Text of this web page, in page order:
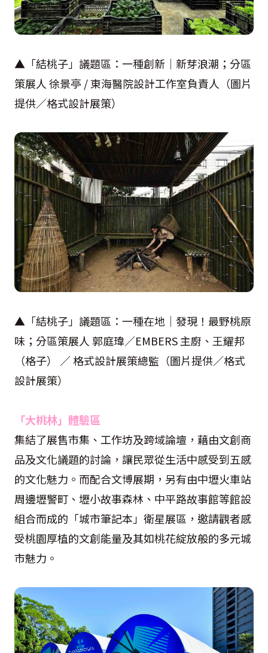
▲「結桃子」議題區：一種創新｜新芽浪潮；分區
策展人 徐景亭 / 東海醫院設計工作室負責人（圖片
提供／格式設計展策）
▲「結桃子」議題區：一種在地｜發現！最野桃原
味；分區策展人 郭庭瑋／EMBERS 主廚、王耀邦
（格子） ／ 格式設計展策總監（圖片提供／格式
設計展策）
「大桃林」體驗區
集結了展售市集、工作坊及跨域論壇，藉由文創商
品及文化議題的討論，讓民眾從生活中感受到五感
的文化魅力。而配合文博展期，另有由中壢火車站
周邊壢警町、壢小故事森林、中平路故事館等館設
組合而成的「城市筆記本」衛星展區，邀請觀者感
受桃園厚植的文創能量及其如桃花綻放般的多元城
市魅力。